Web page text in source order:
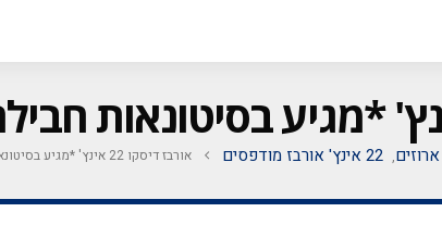
, 22 אינץ' אורבז מודפסים אורבז דיסקו 22 אינץ' *מגיע בסיטונאות חבילה של 5 יח'*